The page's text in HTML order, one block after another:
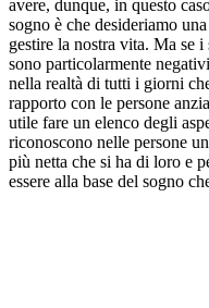
avere, dunque, in questo
sogno è che desideriamo
gestire la nostra vita. Ma se
sono particolarmente
nella realtà di tutti i giorni
rapporto con le persone
utile fare un elenco degli
riconoscono nelle persone
più netta che si ha di loro e
essere alla base del sogno